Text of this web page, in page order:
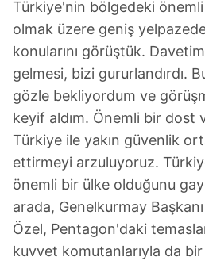
Türkiye'nin bölgedeki
olmak üzere geniş
konularını görüştük.
gelmesi, bizi gururlandırdı.
gözle bekliyordum ve
keyif aldım. Önemli bir dost
Türkiye ile yakın güvenlik
ettirmeyi arzuluyoruz.
önemli bir ülke olduğunu
arada, Genelkurmay
Özel, Pentagon'daki
kuvvet komutanlarıyla da